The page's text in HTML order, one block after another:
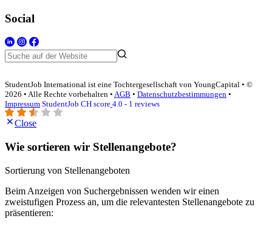
Social
StudentJob International ist eine Tochtergesellschaft von YoungCapital • ©
2026 • Alle Rechte vorbehalten • AGB • Datenschutzbestimmungen •
Impressum StudentJob CH score 4.0 - 1 reviews
Close
Wie sortieren wir Stellenangebote?
Sortierung von Stellenangeboten
Beim Anzeigen von Suchergebnissen wenden wir einen
zweistufigen Prozess an, um die relevantesten Stellenangebote zu
präsentieren: